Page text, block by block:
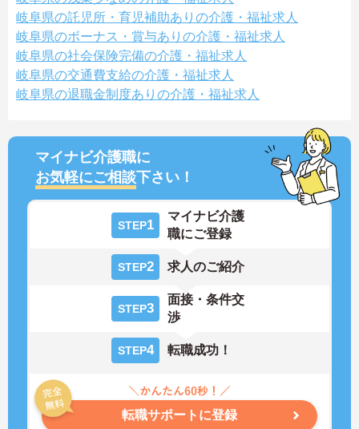
岐阜県の託児所・育児補助ありの介護・福祉求人
岐阜県のボーナス・賞与ありの介護・福祉求人
岐阜県の社会保険完備の介護・福祉求人
岐阜県の交通費支給の介護・福祉求人
岐阜県の退職金制度ありの介護・福祉求人
マイナビ介護職に
お気軽にご相談下さい！
STEP1
マイナビ介護
職にご登録
STEP2 求人のご紹介
STEP3
面接・条件交
渉
STEP4 転職成功！
転職サポートに登録